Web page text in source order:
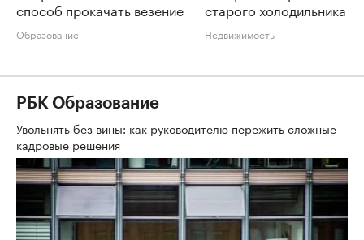
способ прокачать везение
Образование
старого холодильника
Недвижимость
РБК Образование
Увольнять без вины: как руководителю пережить сложные
кадровые решения